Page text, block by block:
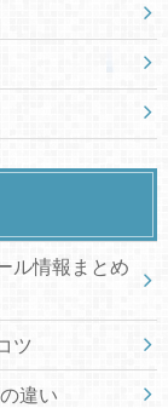
ル情報まとめ
ツ
違い